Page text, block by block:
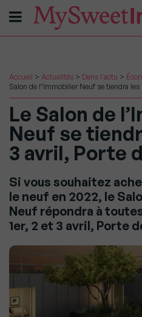
Accueil > Actualités > Dans l'actu >
Salon de l’Immobilier Neuf se tiendra les
Le Salon de
Neuf se
3 avril, Porte
Si vous souhaitez
le neuf en 2022, le
Neuf répondra à
1er, 2 et 3 avril, Porte